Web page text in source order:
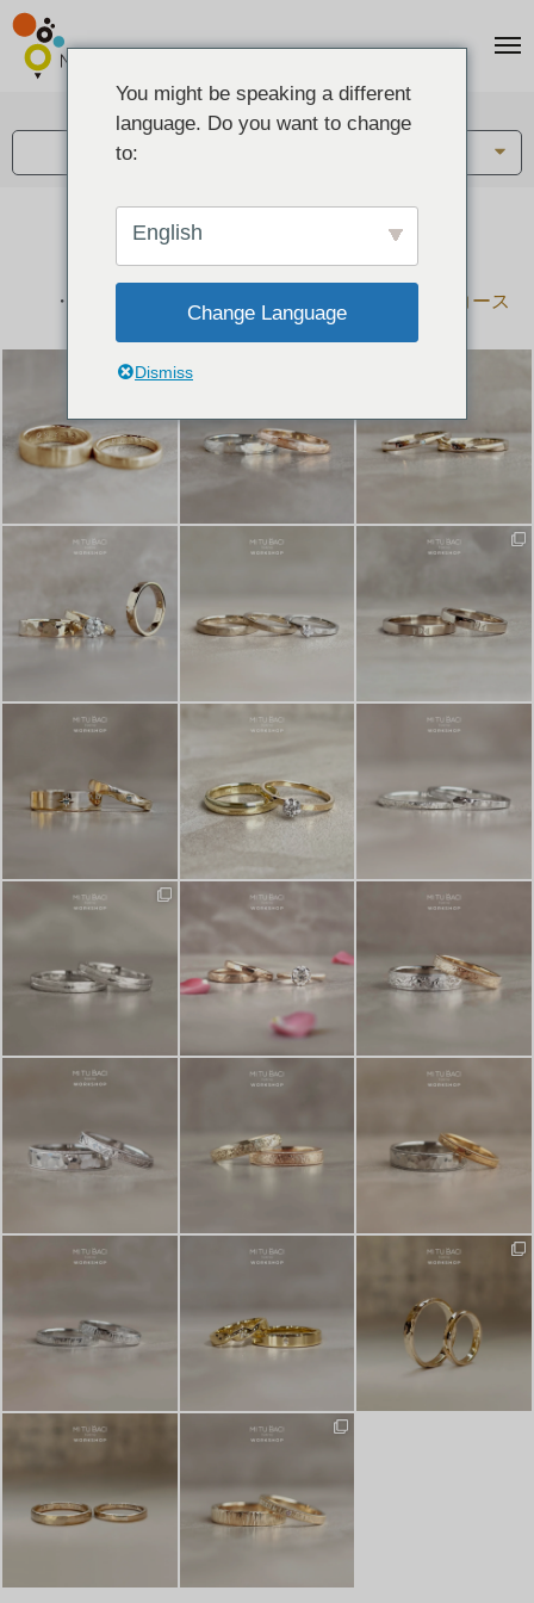
結婚指輪とペアリングのデザイン集
下記コースで手作りされた作品をご紹介します
手作り結婚指輪コース
手作りペアリングコース
You might be speaking a different
language. Do you want to change
to:
English
Change Language
Dismiss